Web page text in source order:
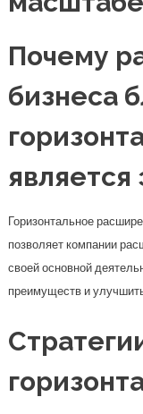
Почему
бизнеса
Горизонтальное
позволяет компании
своей основной
преимуществ и